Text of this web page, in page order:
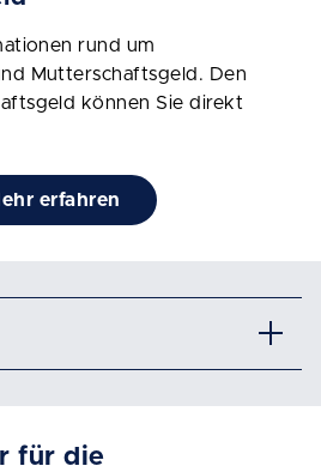
rund um
Mutterschaftsgeld. Den
können Sie direkt
erfahren
für die